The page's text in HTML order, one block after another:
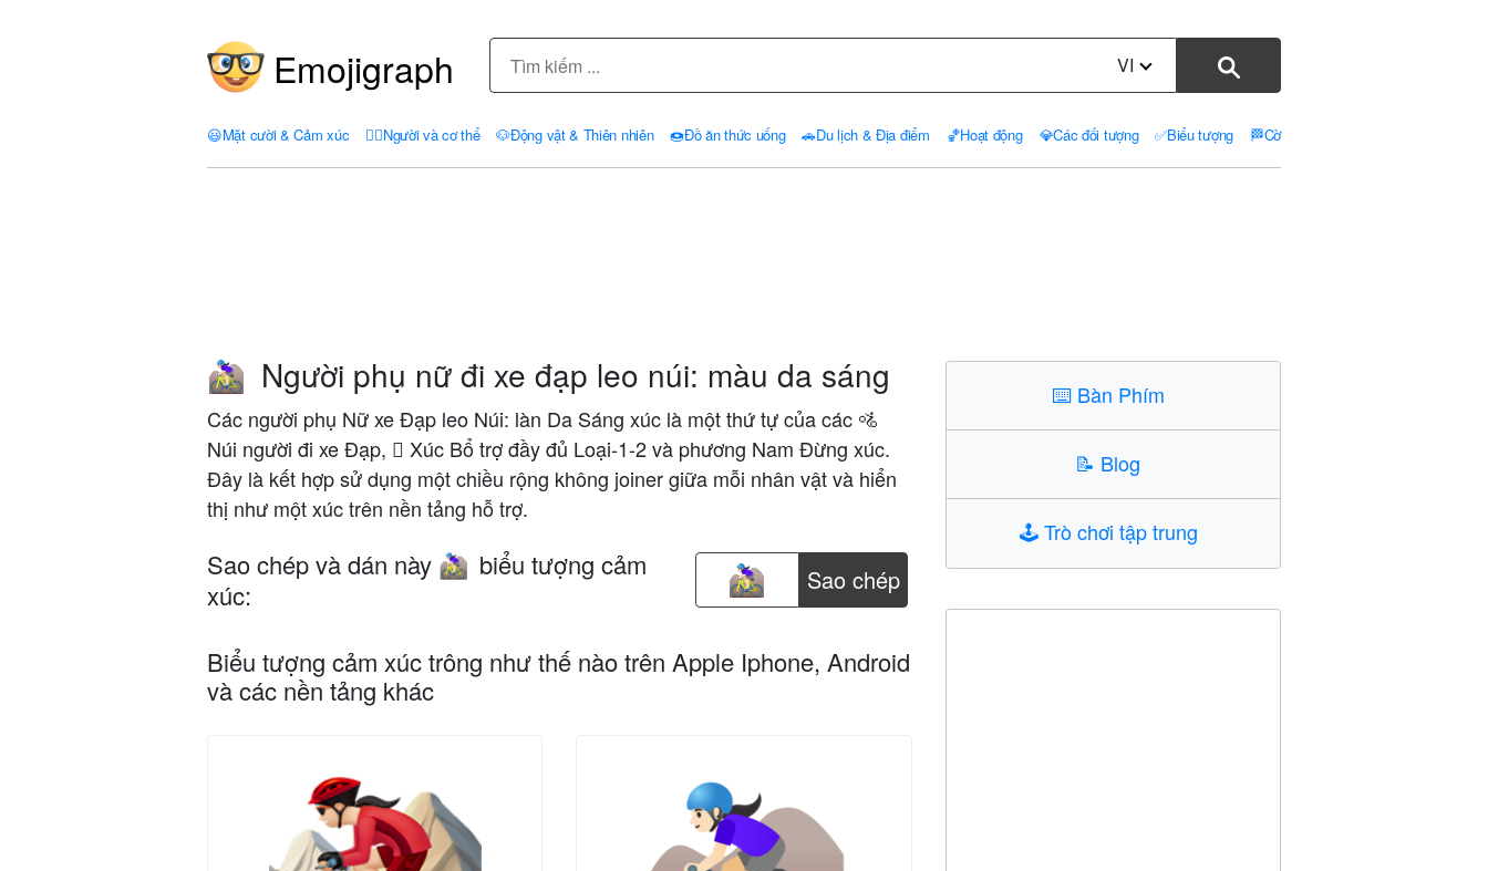
Emojigraph VI
😃Mặt cười & Cảm xúc 🤦‍♀️Người và cơ thể 🐶Động vật & Thiên nhiên 🍩Đồ ăn thức uống 🚗Du lịch & Địa điểm 🏀Hoạt động 💎Các đối tượng ✅Biểu tượng 🏁Cờ
🚵🏻‍♀️ Người phụ nữ đi xe đạp leo núi: màu da sáng
Các người phụ Nữ xe Đạp leo Núi: làn Da Sáng xúc là một thứ tự của các 🚵
Núi người đi xe Đạp, 🏻 Xúc Bổ trợ đầy đủ Loại-1-2 và phương Nam Đừng xúc.
Đây là kết hợp sử dụng một chiều rộng không joiner giữa mỗi nhân vật và hiển
thị như một xúc trên nền tảng hỗ trợ.
Sao chép và dán này 🚵🏻‍♀️ biểu tượng cảm
xúc:
Sao chép
Biểu tượng cảm xúc trông như thế nào trên Apple Iphone, Android
và các nền tảng khác
⌨️ Bàn Phím
📝 Blog
🕹️Trò chơi tập trung